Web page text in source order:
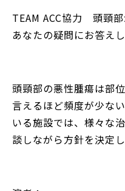
TEAM ACC協力 頭頸
あなたの疑問にお答え
頭頸部の悪性腫瘍は部
言えるほど頻度が少な
いる施設では、様々な
談しながら方針を決定し